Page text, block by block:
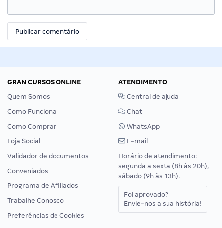
GRAN CURSOS ONLINE
Quem Somos
Como Funciona
Como Comprar
Loja Social
Validador de documentos
Conveniados
Programa de Afiliados
Trabalhe Conosco
Preferências de Cookies
ATENDIMENTO
Central de ajuda
Chat
WhatsApp
E-mail
Horário de atendimento:
segunda a sexta (8h às 20h),
sábado (9h às 13h).
Foi aprovado?
Envie-nos a sua história!